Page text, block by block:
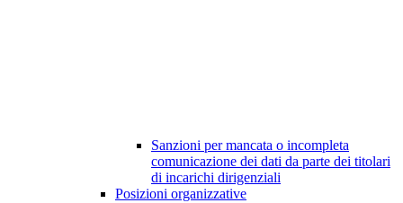
Sanzioni per mancata o incompleta
comunicazione dei dati da parte dei titolari
di incarichi dirigenziali
Posizioni organizzative